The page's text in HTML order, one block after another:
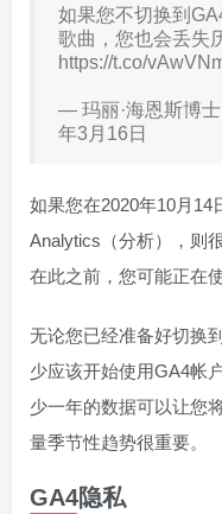
如果您不切换到
歌曲，您也会丢失
https://t.co/
— 玛丽·海恩斯博
年3月16日
如果您在2020年10月14
Analytics（分析），则
在此之前，您可能正在
无论您已经准备好切换
少应该开始使用GA4帐
少一年的数据可以让您
量季节性趋势很重要。
GA4隐私